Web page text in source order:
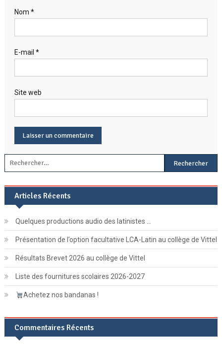
Nom *
E-mail *
Site web
Rechercher :
Articles Récents
Quelques productions audio des latinistes …
Présentation de l’option facultative LCA-Latin au collège de Vittel
Résultats Brevet 2026 au collège de Vittel
Liste des fournitures scolaires 2026-2027
Achetez nos bandanas !
Commentaires Récents